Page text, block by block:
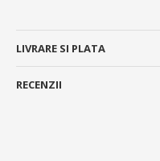
LIVRARE SI PLATA
RECENZII